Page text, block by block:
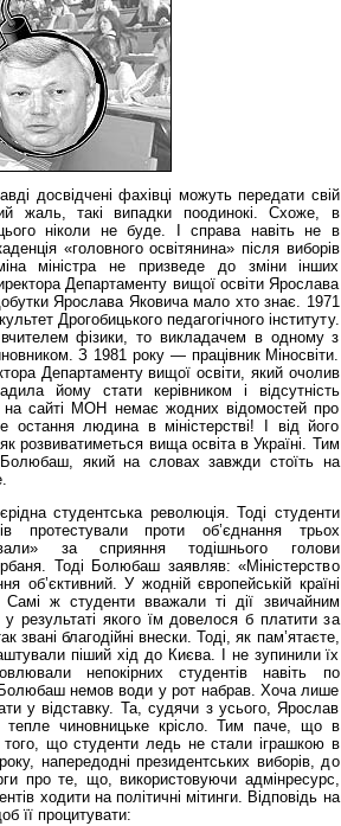
досвідчені фахівці можуть передати свій
жаль, такі випадки поодинокі. Схоже, в
цього ніколи не буде. І справа навіть не в
«головного освітянина» після виборів
міністра не призведе до зміни інших
Департаменту вищої освіти Ярослава
Ярослава Яковича мало хто знає. 1971
Дрогобицького педагогічного інституту.
фізики, то викладачем в одному з
З 1981 року — працівник Міносвіти.
Департаменту вищої освіти, який очолив
йому стати керівником і відсутність
на сайті МОН немає жодних відомостей про
людина в міністерстві! І від його
розвиватиметься вища освіта в Україні. Тим
який на словах завжди стоїть на
студентська революція. Тоді студенти
протестували проти об’єднання трьох
за сприяння тодішнього голови
Тоді Болюбаш заявляв: «Міністерство
об’єктивний. У жодній європейській країні
Самі ж студенти вважали ті дії звичайним
у результаті якого їм довелося б платити за
благодійні внески. Тоді, як пам’ятаєте,
піший хід до Києва. І не зупинили їх
непокірних студентів навіть по
немов води у рот набрав. Хоча лише
у відставку. Та, судячи з усього, Ярослав
чиновницьке крісло. Тим паче, що в
того, що студенти ледь не стали іграшкою в
напередодні президентських виборів, до
про те, що, використовуючи адмінресурс,
ходити на політичні мітинги. Відповідь на
її процитувати: